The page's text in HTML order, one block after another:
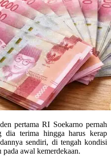
pertama RI Soekarno pernah
dia terima hingga harus kerap
sendiri, di tengah kondisi
awal kemerdekaan.